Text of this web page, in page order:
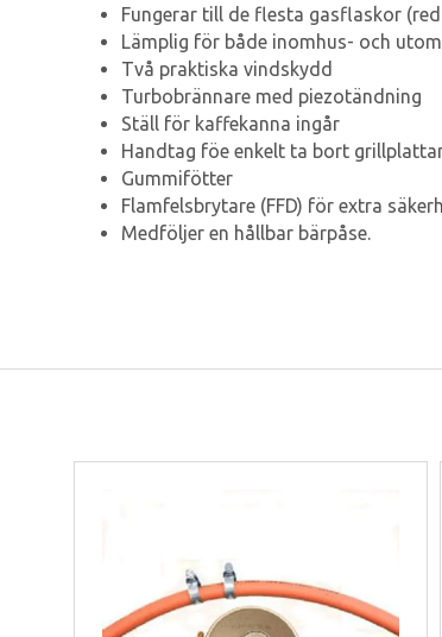
Fungerar till de flesta gasflaskor
Lämplig för både inomhus- och
Två praktiska vindskydd
Turbobrännare med piezotändning
Ställ för kaffekanna ingår
Handtag föe enkelt ta bort
Gummifötter
Flamfelsbrytare (FFD) för extra
Medföljer en hållbar bärpåse.